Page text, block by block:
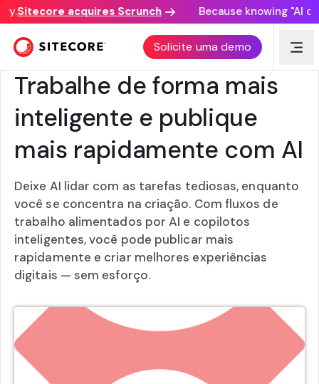
Sitecore acquires Scrunch Because knowing "AI
Solicite uma demo
XM CLOUD
Trabalhe de forma mais
inteligente e publique
mais rapidamente com AI
Deixe AI lidar com as tarefas tediosas, enquanto
você se concentra na criação. Com fluxos de
trabalho alimentados por AI e copilotos
inteligentes, você pode publicar mais
rapidamente e criar melhores experiências
digitais — sem esforço.